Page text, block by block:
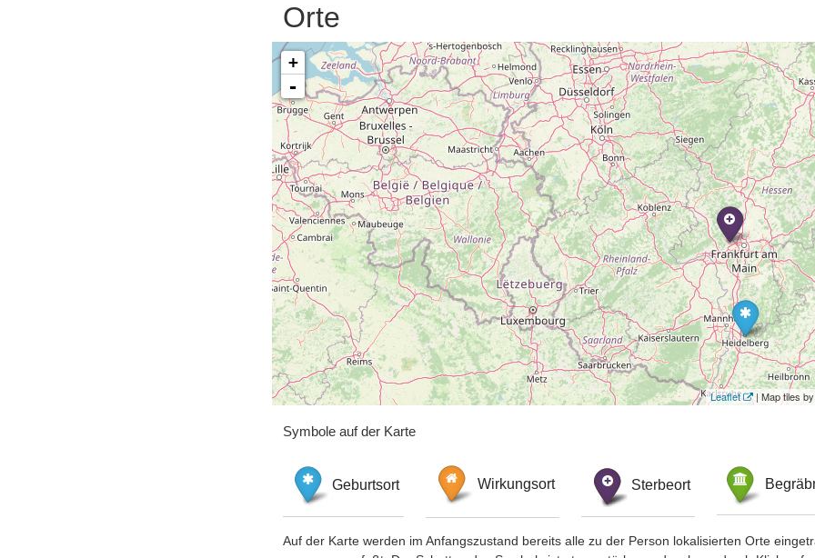
Orte
+
-
Leaflet | Map tiles
Symbole auf der Karte
Geburtsort Wirkungsort Sterbeort
Auf der Karte werden im Anfangszustand bereits alle zu der Person lokalisierten Orte